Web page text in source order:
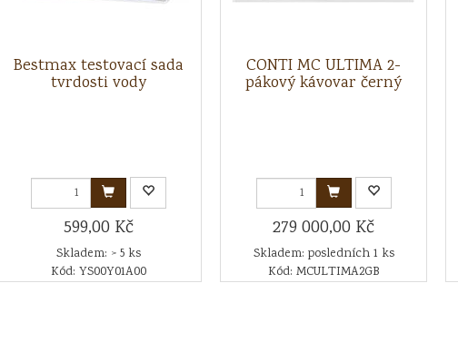
Bestmax testovací sada
tvrdosti vody
599,00 Kč
Skladem: > 5 ks
Kód: YS00Y01A00
CONTI MC ULTIMA 2-
pákový kávovar černý
279 000,00 Kč
Skladem: posledních 1 ks
Kód: MCULTIMA2GB